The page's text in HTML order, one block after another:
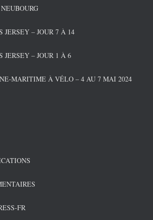
JERSEY – JOUR 7 À 14
JERSEY – JOUR 1 À 6
MARITIME À VÉLO – 4 AU 7 MAI 2024
FR